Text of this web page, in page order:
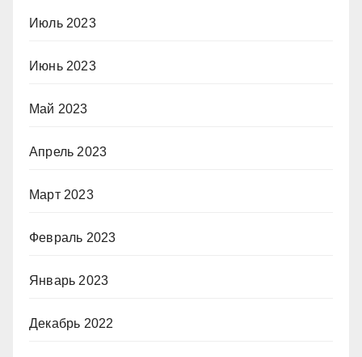
Июль 2023
Июнь 2023
Май 2023
Апрель 2023
Март 2023
Февраль 2023
Январь 2023
Декабрь 2022